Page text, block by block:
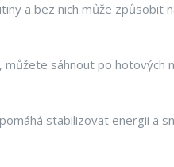
a bez nich může způsobit
sáhnout po
stabilizovat energii a